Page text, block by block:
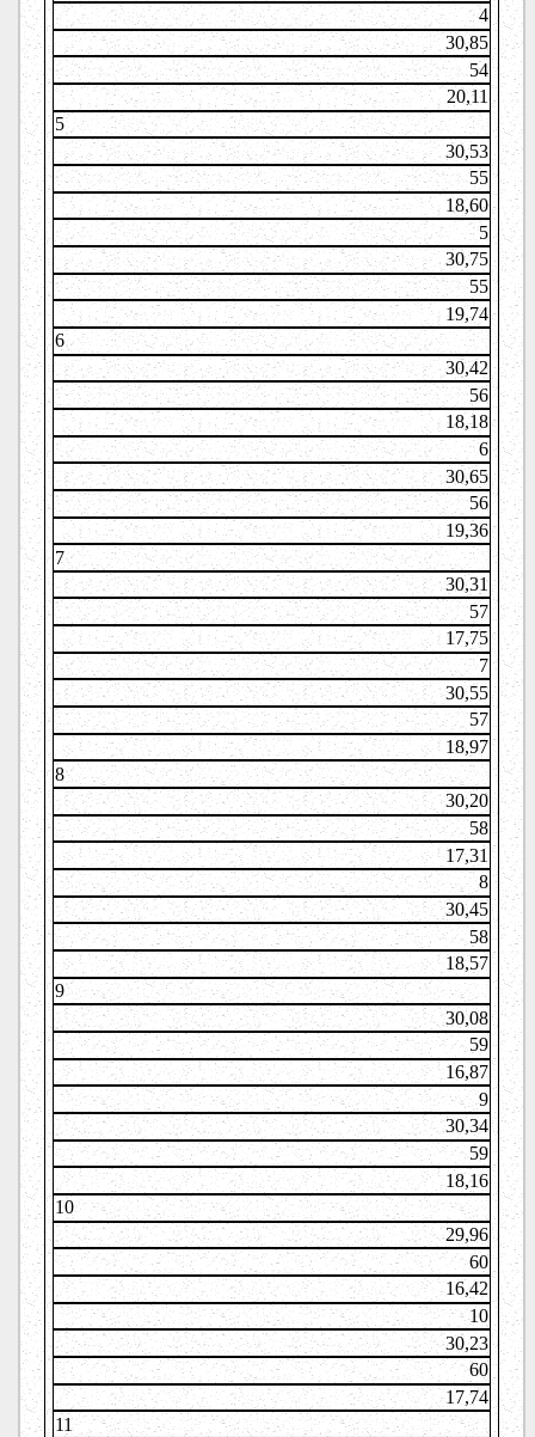
4
30,85
54
20,11
5
30,53
55
18,60
5
30,75
55
19,74
6
30,42
56
18,18
6
30,65
56
19,36
7
30,31
57
17,75
7
30,55
57
18,97
8
30,20
58
17,31
8
30,45
58
18,57
9
30,08
59
16,87
9
30,34
59
18,16
10
29,96
60
16,42
10
30,23
60
17,74
11